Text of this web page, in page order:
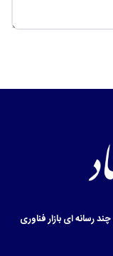
چند رسانه ایبازارفناوری